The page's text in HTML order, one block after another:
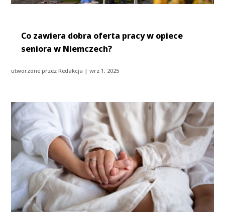
Co zawiera dobra oferta pracy w opiece
seniora w Niemczech?
utworzone przezRedakcja |wrz 1, 2025